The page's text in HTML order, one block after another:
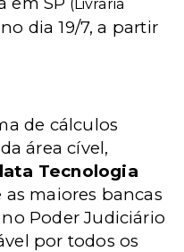
(Livraria
no dia 19/7, a partir
de cálculos
área cível,
Tecnologia
as maiores bancas
Poder Judiciário
por todos os